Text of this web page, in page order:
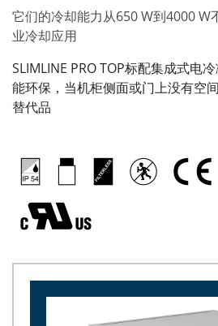
它们的冷却能力从650 W到4000 W
业冷却应用
SLIMLINE PRO TOP标配集成式电
能环保，当机柜侧面或门上没有空
替代品